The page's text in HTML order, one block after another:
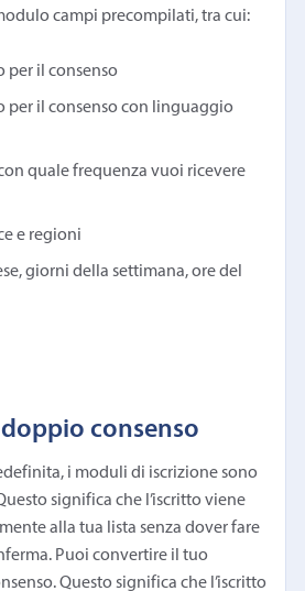
campi precompilati, tra cui:
per il consenso
per il consenso con linguaggio
quale frequenza vuoi ricevere
e regioni
giorni della settimana, ore del
consenso
i moduli di iscrizione sono
significa che l’iscritto viene
alla tua lista senza dover fare
Puoi convertire il tuo
Questo significa che l’iscritto